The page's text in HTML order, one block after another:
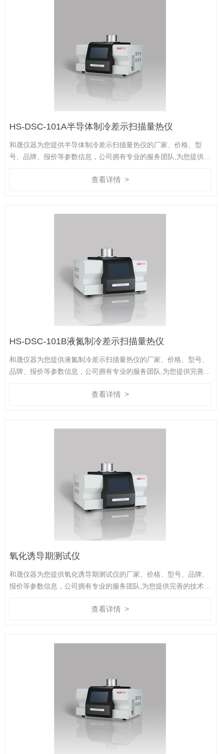
HS-DSC-101A半导体制冷差示扫描量热仪
和晟仪器为您提供半导体制冷差示扫描量热仪的厂家、价格、型
号、品牌、报价等参数信息，公司拥有专业的服务团队,为您提供完
查看详情 >
HS-DSC-101B液氮制冷差示扫描量热仪
和晟仪器为您提供液氮制冷差示扫描量热仪的厂家、价格、型号、
品牌、报价等参数信息，公司拥有专业的服务团队,为您提供完善的
查看详情 >
氧化诱导期测试仪
和晟仪器为您提供氧化诱导期测试仪的厂家、价格、型号、品牌、
报价等参数信息，公司拥有专业的服务团队,为您提供完善的技术支
查看详情 >